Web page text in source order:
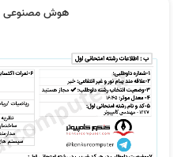
رتبه 9 :فیلم ها بی نقص بود
هوش مصنوعی